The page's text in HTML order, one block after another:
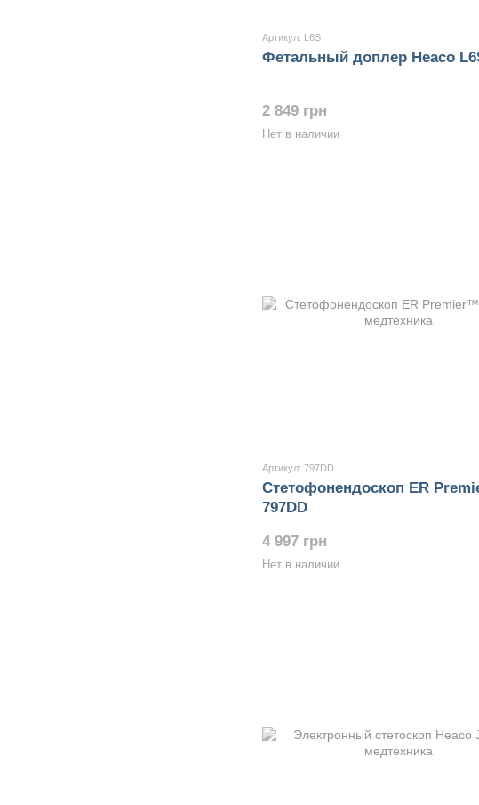
Артикул: L6S
Фетальный доплер Heaco
2 849 грн
Нет в наличии
Артикул: 797DD
Стетофонендоскоп ER
797DD
4 997 грн
Нет в наличии